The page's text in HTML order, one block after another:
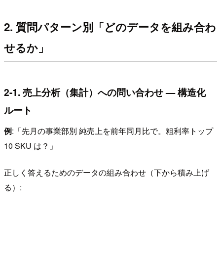
2. 質問パターン別「どのデータを組み合わ
せるか」
2-1. 売上分析（集計）への問い合わせ — 構造化
ルート
例:「先月の事業部別 純売上を前年同月比で。粗利率トップ
10 SKU は？」
正しく答えるためのデータの組み合わせ（下から積み上げ
る）: